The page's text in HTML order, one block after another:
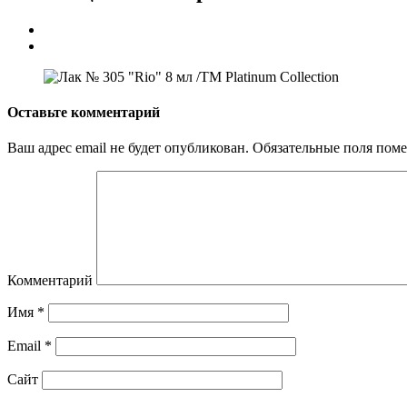
Оставьте комментарий
Ваш адрес email не будет опубликован. Обязательные поля
Комментарий
Имя *
Email *
Сайт